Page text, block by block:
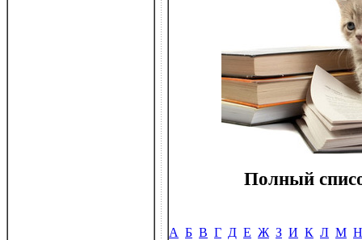
Полный
А Б В Г Д Е Ж З И К Л М Н